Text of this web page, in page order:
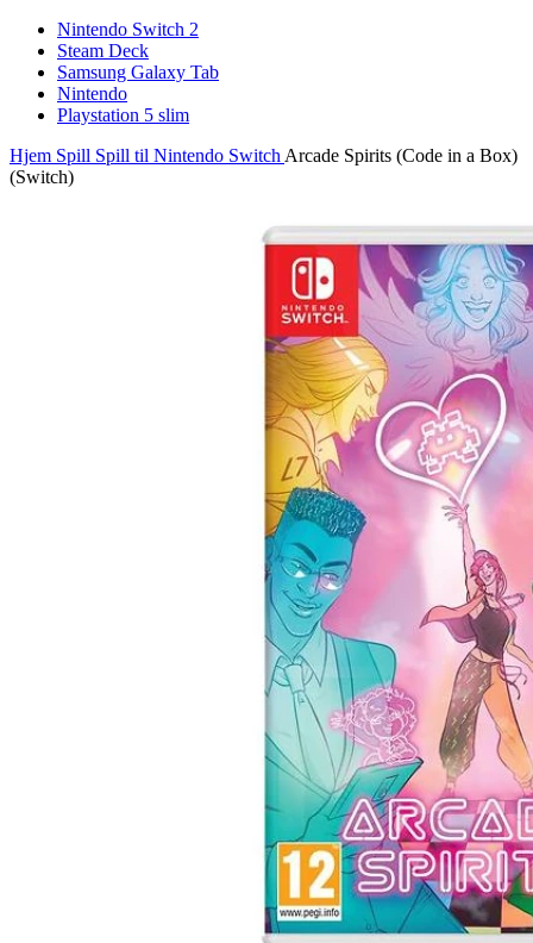
Nintendo Switch 2
Steam Deck
Samsung Galaxy Tab
Nintendo
Playstation 5 slim
Hjem Spill Spill til Nintendo Switch Arcade Spirits (Code in a Box)
(Switch)